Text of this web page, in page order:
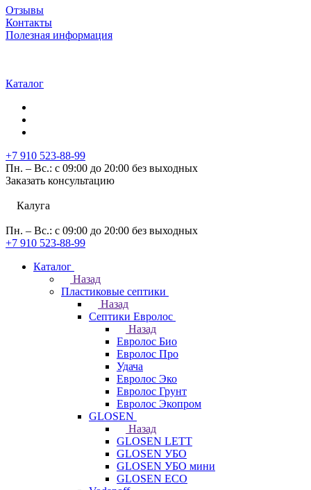
Отзывы
Контакты
Полезная информация
Каталог
+7 910 523-88-99
Пн. – Вс.: с 09:00 до 20:00 без выходных
Заказать консультацию
Калуга
Пн. – Вс.: с 09:00 до 20:00 без выходных
+7 910 523-88-99
Каталог
Назад
Пластиковые септики
Назад
Септики Евролос
Назад
Евролос Био
Евролос Про
Удача
Евролос Эко
Евролос Грунт
Евролос Экопром
GLOSEN
Назад
GLOSEN LETT
GLOSEN УБО
GLOSEN УБО мини
GLOSEN ECO